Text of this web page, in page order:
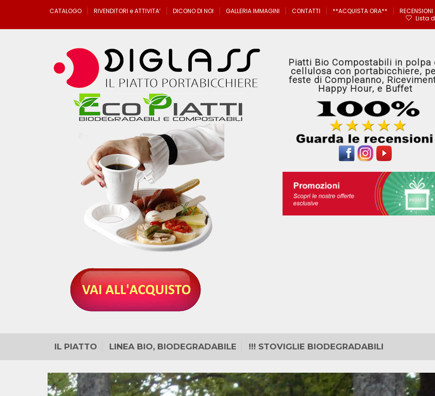
content
CATALOGO RIVENDITORI e ATTIVITA’ DICONO DI NOI GALLERIA IMMAGINI CONTATTI **ACQUISTA ORA**
RECENSIONI
Lista
Piatti Bio Compostabili in polpa
cellulosa con portabicchiere,
feste di Compleanno,
Happy Hour, e Buffet
IL PIATTO LINEA BIO, BIODEGRADABILE !!! STOVIGLIE BIODEGRADABILI